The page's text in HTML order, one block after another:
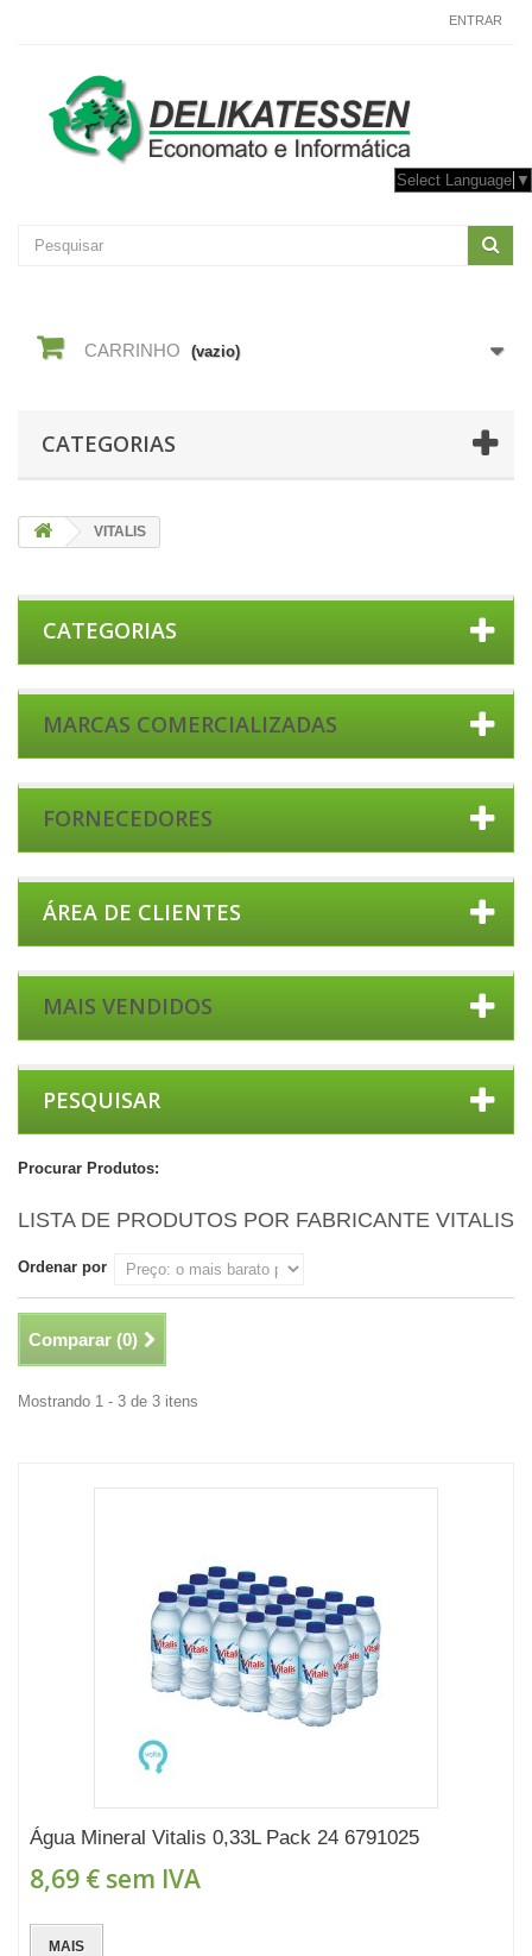
ENTRAR
Select Language ▼
CARRINHO (vazio)
CATEGORIAS
VITALIS
CATEGORIAS
MARCAS COMERCIALIZADAS
FORNECEDORES
ÁREA DE CLIENTES
MAIS VENDIDOS
PESQUISAR
Procurar Produtos:
LISTA DE PRODUTOS POR FABRICANTE VITALIS
Ordenar por
Comparar (0)
Mostrando 1 - 3 de 3 itens
Água Mineral Vitalis 0,33L Pack 24 6791025
8,69 € sem IVA
MAIS